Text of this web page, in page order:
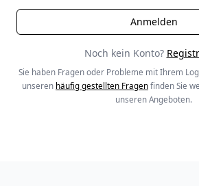
Noch kein Konto?
Sie haben Fragen oder Probleme mit Ihrem
unseren häufig gestellten Fragen finden Sie
unseren Angeboten.